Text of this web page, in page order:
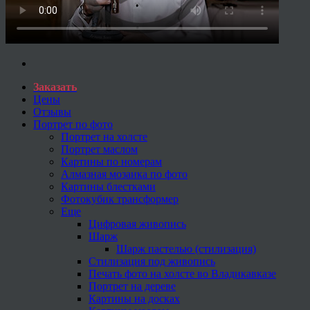
Заказать
Цены
Отзывы
Портрет по фото
Портрет на холсте
Портрет маслом
Картины по номерам
Алмазная мозаика по фото
Картины блестками
Фотокубик трансформер
Еще
Цифровая живопись
Шарж
Шарж пастелью (стилизация)
Стилизация под живопись
Печать фото на холсте во Владикавказе
Портрет на дереве
Картины на досках